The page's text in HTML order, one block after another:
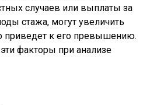
случаев или выплаты за
стажа, могут увеличить
приведет к его превышению.
факторы при анализе